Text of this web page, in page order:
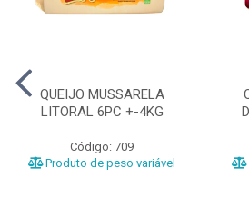
QUEIJO MUSSARELA
LITORAL 6PC +-4KG
Código: 709
Produto de peso variável